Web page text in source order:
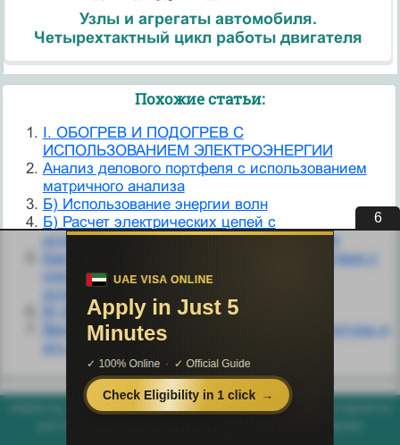
Узлы и агрегаты автомобиля.
Четырехтактный цикл работы двигателя
Похожие статьи:
I. ОБОГРЕВ И ПОДОГРЕВ С
ИСПОЛЬЗОВАНИЕМ ЭЛЕКТРОЭНЕРГИИ
Анализ делового портфеля с использованием
матричного анализа
Б) Использование энергии волн
Б) Расчет электрических цепей с
использованием законов Ома и Кирхгофа
Бактериофаги. Морфология, взаимодействие с
клеткой, культивирование, практическое
использование.
В) Использование энергии течений
Ввод значений настраиваемого кода структуры и
его использование
helpiks.org - Хелпикс.Орг - 2014-2026 год. Материал сайта представляется
5